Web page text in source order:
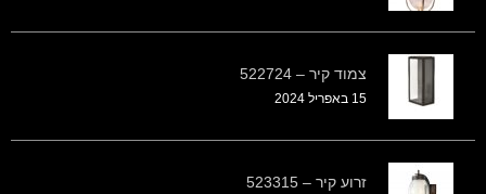
צמוד קיר – 522724
15 באפריל 2024
זרוע קיר – 523315